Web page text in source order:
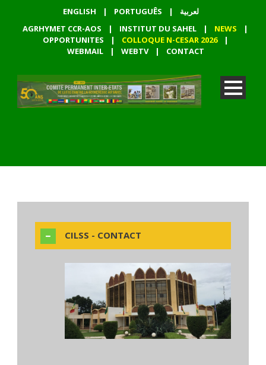
ENGLISH | PORTUGUÊS |
لعربية
AGRHYMET CCR-AOS
| INSTITUT DU SAHEL | NEWS
|
OPPORTUNITES
| COLLOQUE N-CESAR 2026
|
WEBMAIL
| WEBTV | CONTACT
CILSS - CONTACT